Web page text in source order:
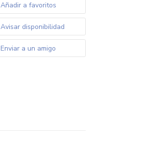
Añadir a favoritos
Avisar disponibilidad
Enviar a un amigo